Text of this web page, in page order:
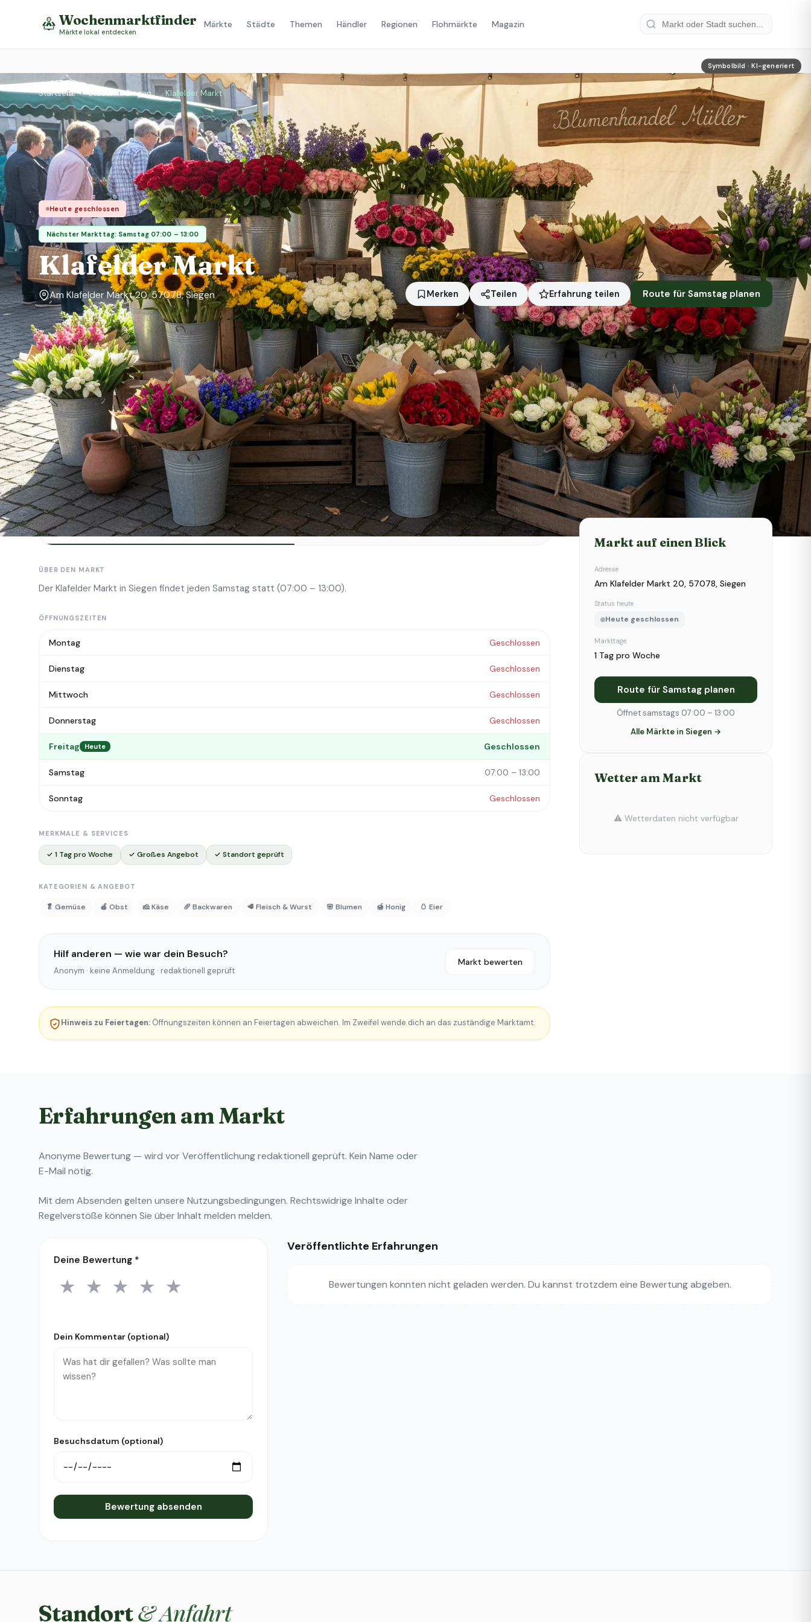
Wochenmarktfinder
Märkte lokal entdecken
Märkte Städte Themen Händler Regionen Flohmärkte Magazin
Symbolbild · KI-generiert
Startseite › Städte › Siegen › Klafelder Markt
Heute geschlossen
Nächster Markttag: Samstag 07:00 – 13:00
Klafelder Markt
Am Klafelder Markt 20, 57078, Siegen Merken Teilen Erfahrung teilen Route für Samstag planen
Symbolbild · KI-generiert
Markttage
Samstag
Standort
Siegen
Status heute
Heute geschlossen
Über den Markt Händler
ÜBER DEN MARKT
Der Klafelder Markt in Siegen findet jeden Samstag statt (07:00 – 13:00).
ÖFFNUNGSZEITEN
Montag Geschlossen
Dienstag Geschlossen
Mittwoch Geschlossen
Donnerstag Geschlossen
Freitag Heute Geschlossen
Samstag 07:00 – 13:00
Sonntag Geschlossen
MERKMALE & SERVICES
✓ 1 Tag pro Woche ✓ Großes Angebot ✓ Standort geprüft
KATEGORIEN & ANGEBOT
🥬 Gemüse 🍎 Obst 🧀 Käse 🥖 Backwaren 🥩 Fleisch & Wurst 🌸 Blumen 🍯 Honig 🥚 Eier
Hilf anderen — wie war dein Besuch?
Anonym · keine Anmeldung · redaktionell geprüft
Markt bewerten
Hinweis zu Feiertagen: Öffnungszeiten können an Feiertagen abweichen. Im Zweifel wende dich an das zuständige Marktamt.
Markt auf einen Blick
Adresse
Am Klafelder Markt 20, 57078, Siegen
Status heute
Heute geschlossen
Markttage
1 Tag pro Woche
Route für Samstag planen
Öffnet samstags 07:00 – 13:00
Alle Märkte in Siegen →
Wetter am Markt
⚠️ Wetterdaten nicht verfügbar
Erfahrungen am Markt
Anonyme Bewertung — wird vor Veröffentlichung redaktionell geprüft. Kein Name oder
E-Mail nötig.
Mit dem Absenden gelten unsere Nutzungsbedingungen. Rechtswidrige Inhalte oder
Regelverstöße können Sie überInhalt melden melden.
Deine Bewertung *
1 Stern
★ 2 Sterne
★ 3 Sterne
★ 4 Sterne
★ 5 Sterne
★
Dein Kommentar (optional)
Besuchsdatum (optional)
Bewertung absenden
Veröffentlichte Erfahrungen
Bewertungen konnten nicht geladen werden. Du kannst trotzdem eine Bewertung abgeben.
Standort& Anfahrt